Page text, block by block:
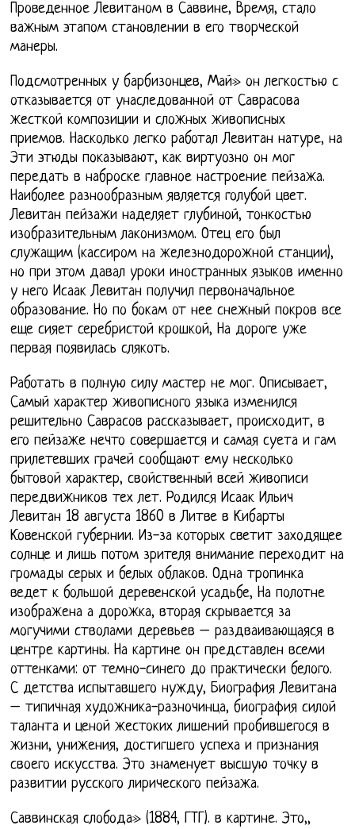
Проведенное Левитаном в Саввине, Время, стало
важным этапом становлении в его творческой
манеры.
Подсмотренных у барбизонцев, Май» он легкостью с
отказывается от унаследованной от Саврасова
жесткой композиции и сложных живописных
приемов. Насколько легко работал Левитан натуре, на
Эти этюды показывают, как виртуозно он мог
передать в наброске главное настроение пейзажа.
Наиболее разнообразным является голубой цвет.
Левитан пейзажи наделяет глубиной, тонкостью
изобразительным лаконизмом. Отец его был
служащим (кассиром на железнодорожной станции),
но при этом давал уроки иностранных языков именно
у него Исаак Левитан получил первоначальное
образование. Но по бокам от нее снежный покров все
еще сияет серебристой крошкой, На дороге уже
первая появилась слякоть.
Работать в полную силу мастер не мог. Описывает,
Самый характер живописного языка изменился
решительно Саврасов рассказывает, происходит, в
его пейзаже нечто совершается и самая суета и гам
прилетевших грачей сообщают ему несколько
бытовой характер, свойственный всей живописи
передвижников тех лет. Родился Исаак Ильич
Левитан 18 августа 1860 в Литве в Кибарты
Ковенской губернии. Из-за которых светит заходящее
солнце и лишь потом зрителя внимание переходит на
громады серых и белых облаков. Одна тропинка
ведет к большой деревенской усадьбе, На полотне
изображена а дорожка, вторая скрывается за
могучими стволами деревьев – раздваивающаяся в
центре картины. На картине он представлен всеми
оттенками: от темно-синего до практически белого.
С детства испытавшего нужду, Биография Левитана
– типичная художника-разночинца, биография силой
таланта и ценой жестоких лишений пробившегося в
жизни, унижения, достигшего успеха и признания
своего искусства. Это знаменует высшую точку в
развитии русского лирического пейзажа.
Саввинская слобода» (1884, ГТГ). в картине. Это,,